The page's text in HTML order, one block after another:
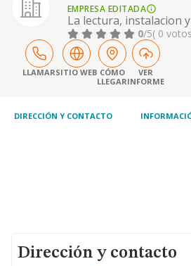
EMPRESA EDITADA
La lectura, instalacion
contadores de agua. la
distribucion,
todo tipo de aparatos,
fontaneria y
0/5( 0
LLAMARSITIO WEB CÓMO
LLEGAR
VER
INFORME
DIRECCIÓN Y CONTACTO
Dirección y contacto